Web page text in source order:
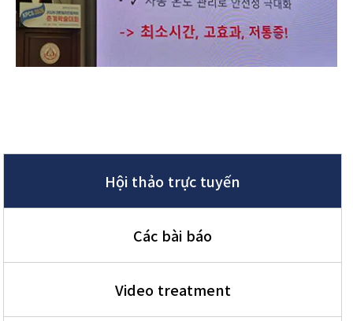
Hội thảo trực tuyến
Các bài báo
Video treatment